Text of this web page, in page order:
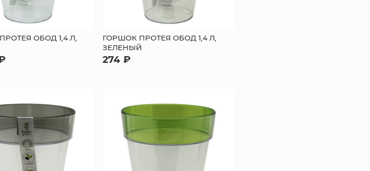
ОБОД 1,4 Л,
ГОРШОК ПРОТЕЯ ОБОД 1,4 Л,
ЗЕЛЕНЫЙ
274 ₽